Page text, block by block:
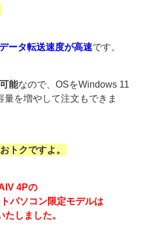
ータ転送速度が高速です。
能なので、OSをWindows 11
を増やして注文もできま
トクですよ。
4Pの
パソコン限定モデルは
たしました。